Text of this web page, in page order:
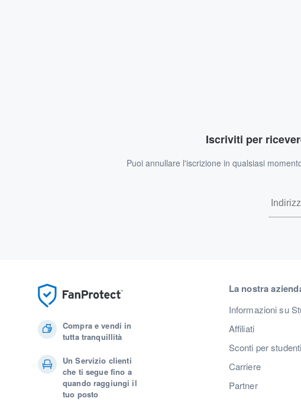
Iscriviti per
Puoi annullare l'iscrizione in qualsiasi
Compra e vendi in
tutta tranquillità
Un Servizio clienti
che ti segue fino a
quando raggiungi il
tuo posto
La nostra
Informazioni su
Affiliati
Sconti per studenti
Carriere
Partner